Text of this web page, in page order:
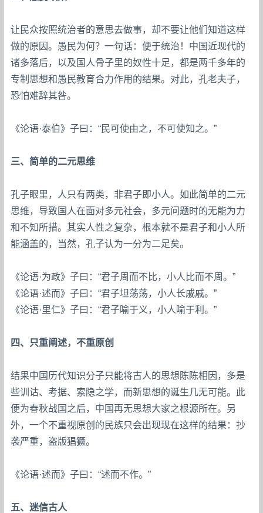
让民众按照统治者的意思去做事，却不要让他们知道这样
做的原因。愚民为何？一句话：便于统治！中国近现代的
诸多落后，以及国人骨子里的奴性十足，都是两千多年的
专制思想和愚民教育合力作用的结果。对此，孔老夫子，
恐怕难辞其咎。
《论语·泰伯》子曰：“民可使由之，不可使知之。”
三、简单的二元思维
孔子眼里，人只有两类，非君子即小人。如此简单的二元
思维，导致国人在面对多元社会，多元问题时的无能为力
和不知所措。其实人性之复杂，根本就不是君子和小人所
能涵盖的，当然，孔子认为一分为二足矣。
《论语·为政》子曰：“君子周而不比，小人比而不周。”
《论语·述而》子曰：“君子坦荡荡，小人长戚戚。”
《论语·里仁》子曰：“君子喻于义，小人喻于利。”
四、只重阐述，不重原创
结果中国历代知识分子只能将古人的思想陈陈相因，多是
些训诂、考据、索隐之学，而新思想的诞生几无可能。此
便为春秋战国之后，中国再无思想大家之根源所在。另
外，一个不重视原创的民族只会出现现在这样的结果：抄
袭严重，盗版猖獗。
《论语·述而》子曰：“述而不作。”
五、迷信古人